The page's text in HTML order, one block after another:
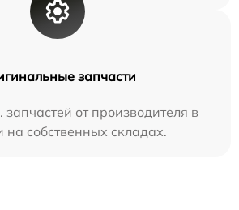
запчасти
запчастей от производителя в
на собственных складах.